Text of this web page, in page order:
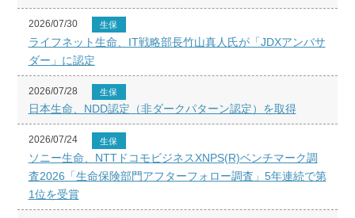
2026/07/30 生保
ライフネット生命、IT戦略部長竹山真人氏が「JDXアンバサ
ダー」に認定
2026/07/28 生保
日本生命、NDD認定（非ダークパターン認定）を取得
2026/07/24 生保
ソニー生命、NTTドコモビジネスXNPS(R)ベンチマーク調
査2026「生命保険部門アフターフォロー調査」5年連続で第
1位を受賞